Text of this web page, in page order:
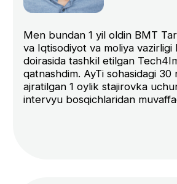
+998
Ma’lumotlaringizni qoldiring